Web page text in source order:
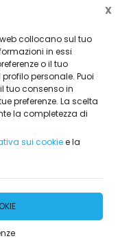
collocano sul tuo
in essi
o il tuo
personale. Puoi
tuo consenso in
preferenze. La scelta
la completezza di
sui cookiee la
X